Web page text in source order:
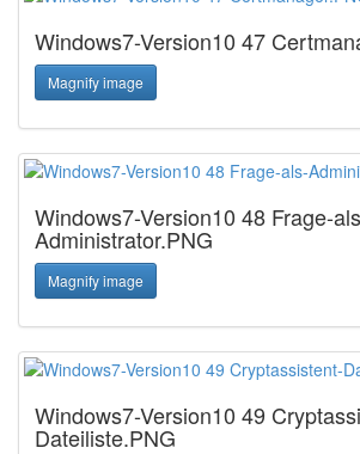
Windows7-Version10 47
Magnify image
Windows7-Version10 48 Frage-
Administrator.PNG
Magnify image
Windows7-Version10 49
Dateiliste.PNG